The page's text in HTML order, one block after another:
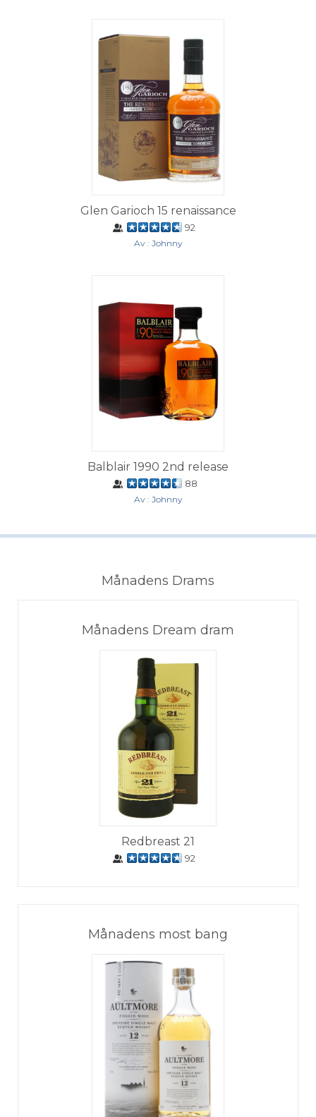
Glen Garioch 15 renaissance
92
Av : Johnny
Balblair 1990 2nd release
88
Av : Johnny
Månadens Drams
Månadens Dream dram
Redbreast 21
92
Månadens most bang